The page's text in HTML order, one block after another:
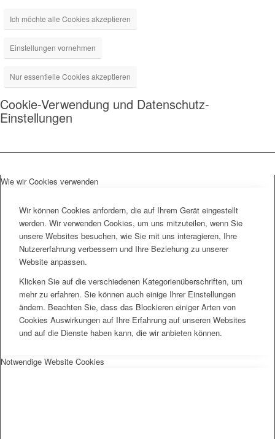
Ich möchte alle Cookies akzeptieren
Einstellungen vornehmen
Nur essentielle Cookies akzeptieren
Cookie-Verwendung und Datenschutz-
Einstellungen
Wie wir Cookies verwenden
Wir können Cookies anfordern, die auf Ihrem Gerät eingestellt
werden. Wir verwenden Cookies, um uns mitzuteilen, wenn Sie
unsere Websites besuchen, wie Sie mit uns interagieren, Ihre
Nutzererfahrung verbessern und Ihre Beziehung zu unserer
Website anpassen.
Klicken Sie auf die verschiedenen Kategorienüberschriften, um
mehr zu erfahren. Sie können auch einige Ihrer Einstellungen
ändern. Beachten Sie, dass das Blockieren einiger Arten von
Cookies Auswirkungen auf Ihre Erfahrung auf unseren Websites
und auf die Dienste haben kann, die wir anbieten können.
Notwendige Website Cookies